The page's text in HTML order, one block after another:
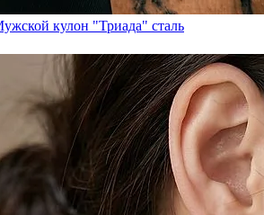
кулон "Триада" сталь